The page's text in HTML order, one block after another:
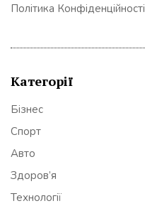
Політика Конфіденційності
Категорії
Бізнес
Спорт
Авто
Здоров’я
Технології